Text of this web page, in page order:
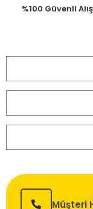
%100 Güvenli
Müşteri